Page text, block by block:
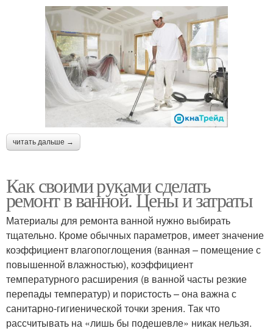
читать дальше →
Как своими руками сделать
ремонт в ванной. Цены и затраты
Материалы для ремонта ванной нужно выбирать
тщательно. Кроме обычных параметров, имеет значение
коэффициент влагопоглощения (ванная – помещение с
повышенной влажностью), коэффициент
температурного расширения (в ванной часты резкие
перепады температур) и пористость – она важна с
санитарно-гигиенической точки зрения. Так что
рассчитывать на «лишь бы подешевле» никак нельзя.